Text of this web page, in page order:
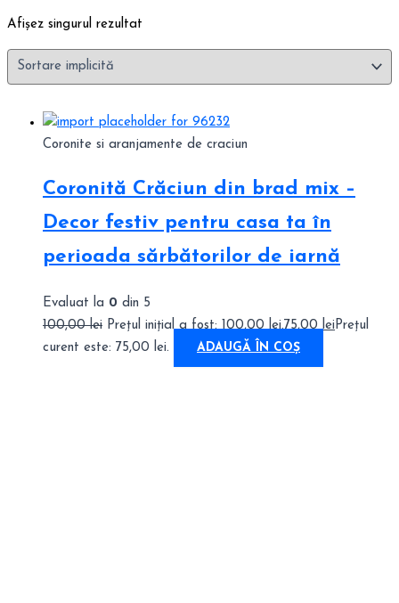
Afișez singurul rezultat
Coronite si aranjamente de craciun
Coronită Crăciun din brad mix –
Decor festiv pentru casa ta în
perioada sărbătorilor de iarnă
Evaluat la 0 din 5
100,00lei Prețul inițial a fost: 100,00 lei.75,00 lei Prețul
curent este: 75,00 lei.
ADAUGĂ ÎN COȘ